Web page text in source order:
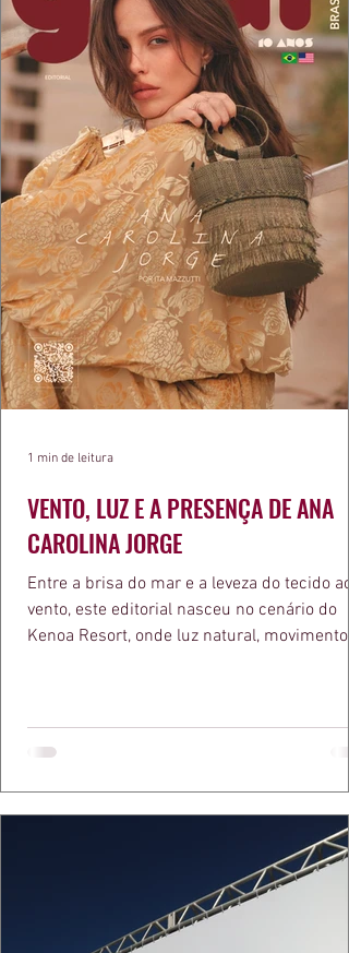
VENTO, LUZ E A PRESENÇA DE ANA
CAROLINA JORGE
Entre a brisa do mar e a leveza do tecido ao
vento, este editorial nasceu no cenário do
Kenoa Resort, onde luz natural, movimento e
bolsa da Malu Pires, em uma composição
algo de intemporal em vestir o vento e
que ele conduza a cena. Cada dobra do
cada reflexo dourado da luz sobre a pe
1 min de leitura